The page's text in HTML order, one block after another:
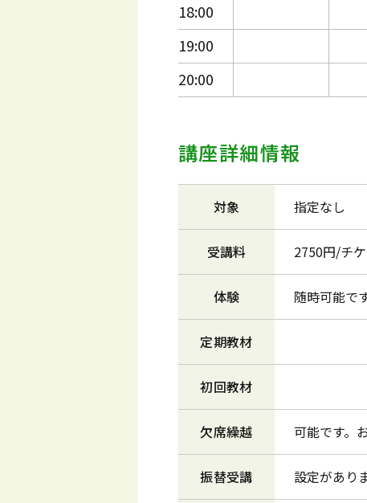
18:00
19:00
20:00
講座詳細情報
対象 指定なし
受講料 2750円/チ
体験 随時可能で
定期教材
初回教材
欠席繰越 可能です。
振替受講 設定があり